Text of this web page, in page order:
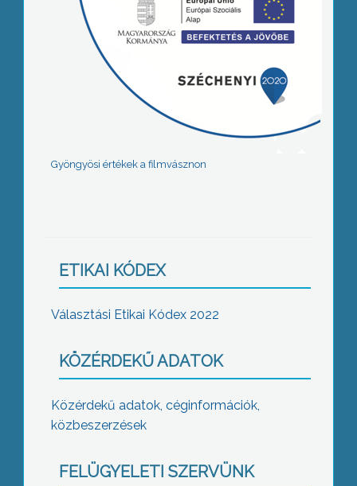
Gyöngyösi értékek a filmvásznon
ETIKAI KÓDEX
Választási Etikai Kódex 2022
KÖZÉRDEKŰ ADATOK
Közérdekű adatok, céginformációk,
közbeszerzések
FELÜGYELETI SZERVÜNK